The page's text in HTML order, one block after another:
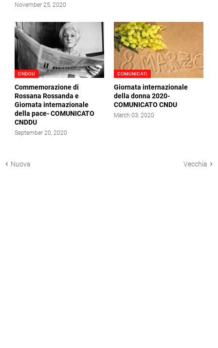
November 25, 2020
CNDDU
Commemorazione di
Rossana Rossanda e
Giornata internazionale
della pace- COMUNICATO
CNDDU
September 20, 2020
COMUNICATI
Giornata internazionale
della donna 2020-
COMUNICATO CNDU
March 03, 2020
Nuova Vecchia